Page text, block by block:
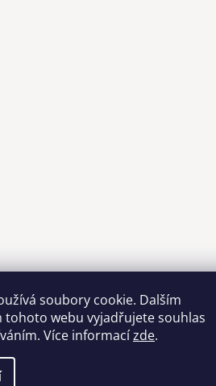
soubory cookie. Dalším
tohoto webu vyjadřujete souhlas
Více informacízde.
Možnosti dopravy